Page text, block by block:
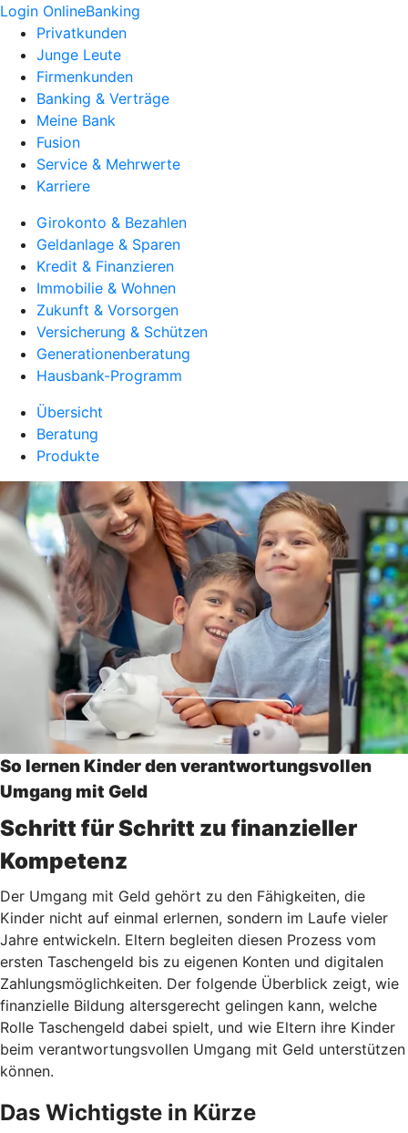
Login OnlineBanking
Privatkunden
Junge Leute
Firmenkunden
Banking & Verträge
Meine Bank
Fusion
Service & Mehrwerte
Karriere
Girokonto & Bezahlen
Geldanlage & Sparen
Kredit & Finanzieren
Immobilie & Wohnen
Zukunft & Vorsorgen
Versicherung & Schützen
Generationenberatung
Hausbank-Programm
Übersicht
Beratung
Produkte
So lernen Kinder den verantwortungsvollen
Umgang mit Geld
Schritt für Schritt zu finanzieller
Kompetenz
Der Umgang mit Geld gehört zu den Fähigkeiten, die
Kinder nicht auf einmal erlernen, sondern im Laufe vieler
Jahre entwickeln. Eltern begleiten diesen Prozess vom
ersten Taschengeld bis zu eigenen Konten und digitalen
Zahlungsmöglichkeiten. Der folgende Überblick zeigt, wie
finanzielle Bildung altersgerecht gelingen kann, welche
Rolle Taschengeld dabei spielt, und wie Eltern ihre Kinder
beim verantwortungsvollen Umgang mit Geld unterstützen
können.
Das Wichtigste in Kürze